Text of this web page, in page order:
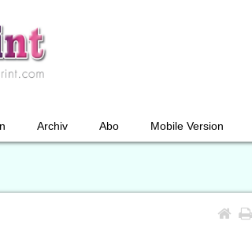
Archiv Abo Mobile Version